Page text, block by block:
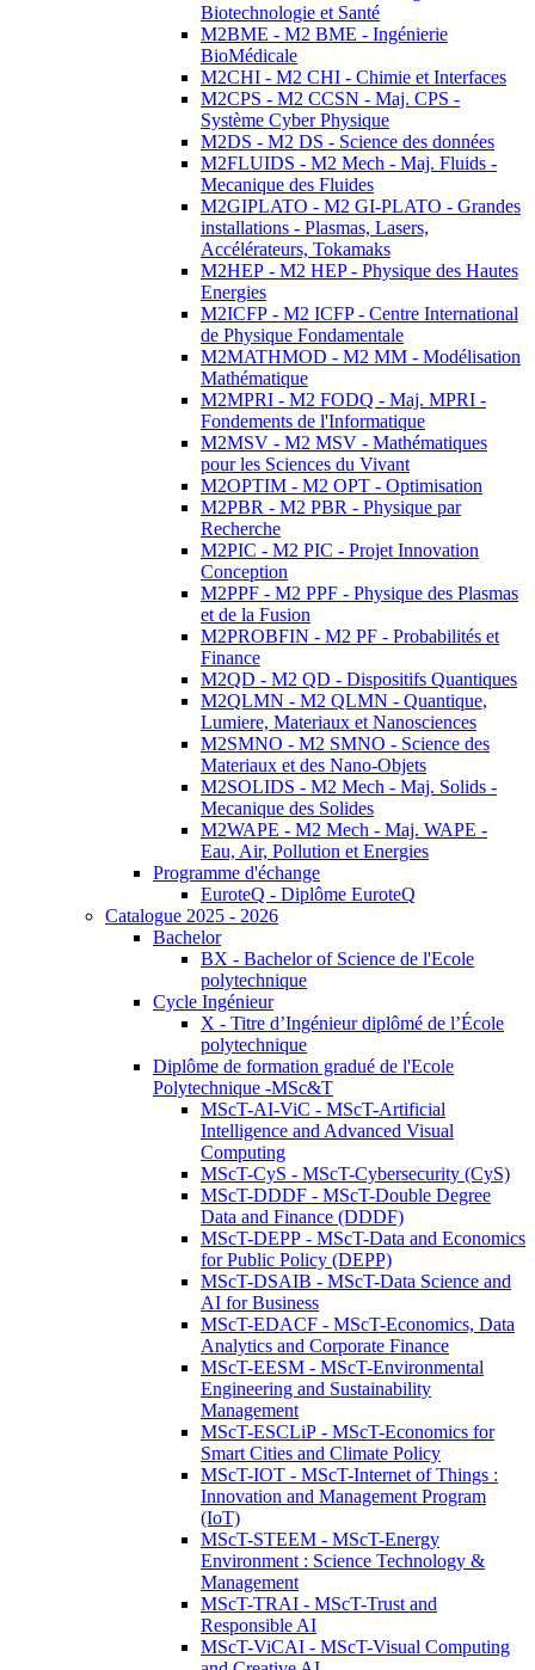
Biotechnologie et Santé
M2BME - M2 BME - Ingénierie
BioMédicale
M2CHI - M2 CHI - Chimie et Interfaces
M2CPS - M2 CCSN - Maj. CPS -
Système Cyber Physique
M2DS - M2 DS - Science des données
M2FLUIDS - M2 Mech - Maj. Fluids -
Mecanique des Fluides
M2GIPLATO - M2 GI-PLATO - Grandes
installations - Plasmas, Lasers,
Accélérateurs, Tokamaks
M2HEP - M2 HEP - Physique des Hautes
Energies
M2ICFP - M2 ICFP - Centre International
de Physique Fondamentale
M2MATHMOD - M2 MM - Modélisation
Mathématique
M2MPRI - M2 FODQ - Maj. MPRI -
Fondements de l'Informatique
M2MSV - M2 MSV - Mathématiques
pour les Sciences du Vivant
M2OPTIM - M2 OPT - Optimisation
M2PBR - M2 PBR - Physique par
Recherche
M2PIC - M2 PIC - Projet Innovation
Conception
M2PPF - M2 PPF - Physique des Plasmas
et de la Fusion
M2PROBFIN - M2 PF - Probabilités et
Finance
M2QD - M2 QD - Dispositifs Quantiques
M2QLMN - M2 QLMN - Quantique,
Lumiere, Materiaux et Nanosciences
M2SMNO - M2 SMNO - Science des
Materiaux et des Nano-Objets
M2SOLIDS - M2 Mech - Maj. Solids -
Mecanique des Solides
M2WAPE - M2 Mech - Maj. WAPE -
Eau, Air, Pollution et Energies
Programme d'échange
EuroteQ - Diplôme EuroteQ
Catalogue 2025 - 2026
Bachelor
BX - Bachelor of Science de l'Ecole
polytechnique
Cycle Ingénieur
X - Titre d’Ingénieur diplômé de l’École
polytechnique
Diplôme de formation gradué de l'Ecole
Polytechnique -MSc&T
MScT-AI-ViC - MScT-Artificial
Intelligence and Advanced Visual
Computing
MScT-CyS - MScT-Cybersecurity (CyS)
MScT-DDDF - MScT-Double Degree
Data and Finance (DDDF)
MScT-DEPP - MScT-Data and Economics
for Public Policy (DEPP)
MScT-DSAIB - MScT-Data Science and
AI for Business
MScT-EDACF - MScT-Economics, Data
Analytics and Corporate Finance
MScT-EESM - MScT-Environmental
Engineering and Sustainability
Management
MScT-ESCLiP - MScT-Economics for
Smart Cities and Climate Policy
MScT-IOT - MScT-Internet of Things :
Innovation and Management Program
(IoT)
MScT-STEEM - MScT-Energy
Environment : Science Technology &
Management
MScT-TRAI - MScT-Trust and
Responsible AI
MScT-ViCAI - MScT-Visual Computing